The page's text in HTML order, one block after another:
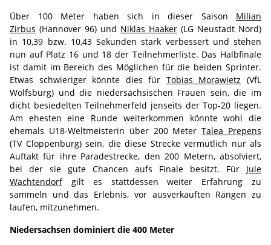
Über 100 Meter haben sich in dieser Saison Milian
Zirbus (Hannover 96) und Niklas Haaker (LG Neustadt Nord)
in 10,39 bzw. 10,43 Sekunden stark verbessert und stehen
nun auf Platz 16 und 18 der Teilnehmerliste. Das Halbfinale
ist damit im Bereich des Möglichen für die beiden Sprinter.
Etwas schwieriger könnte dies für Tobias Morawietz (VfL
Wolfsburg) und die niedersächsischen Frauen sein, die im
dicht besiedelten Teilnehmerfeld jenseits der Top-20 liegen.
Am ehesten eine Runde weiterkommen könnte wohl die
ehemals U18-Weltmeisterin über 200 MeterTalea Prepens
(TV Cloppenburg) sein, die diese Strecke vermutlich nur als
Auftakt für ihre Paradestrecke, den 200 Metern, absolviert,
bei der sie gute Chancen aufs Finale besitzt. Für Jule
Wachtendorfgilt es stattdessen weiter Erfahrung zu
sammeln und das Erlebnis, vor ausverkauften Rängen zu
laufen, mitzunehmen.
Niedersachsen dominiert die 400 Meter